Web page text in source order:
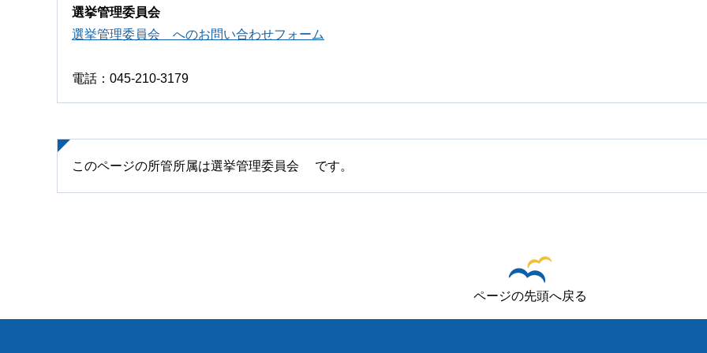
選挙管理委員会
選挙管理委員会 へのお問い合わせフォーム
電話：045-210-3179
このページの所管所属は選挙管理委員会 です。
ページの先頭へ戻る